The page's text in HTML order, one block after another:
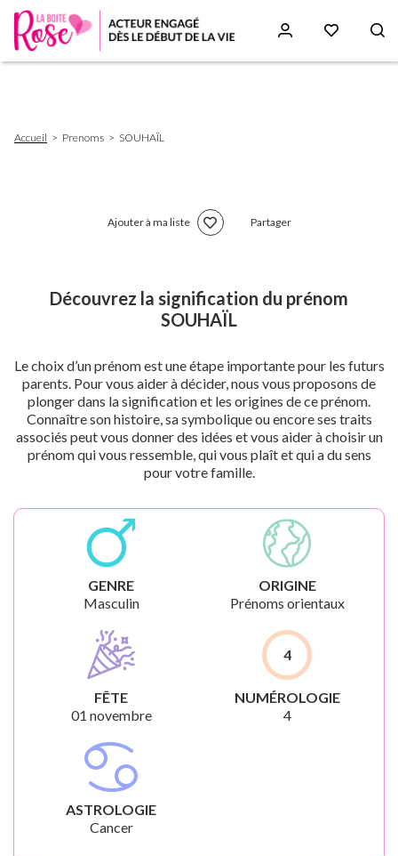
d'Ariane
Accueil Prenoms SOUHAÏL
Ajouter à ma liste Partager
Découvrez la signification du prénom
SOUHAÏL
Le choix d’un prénom est une étape importante pour les futurs
parents. Pour vous aider à décider, nous vous proposons de
plonger dans la signification et les origines de ce prénom.
Connaître son histoire, sa symbolique ou encore ses traits
associés peut vous donner des idées et vous aider à choisir un
prénom qui vous ressemble, qui vous plaît et qui a du sens
pour votre famille.
GENRE
Masculin
ORIGINE
Prénoms orientaux
FÊTE
01 novembre
4
NUMÉROLOGIE
4
ASTROLOGIE
Cancer